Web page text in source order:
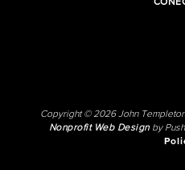
Copyright © 2026 John
Nonprofit Web Designby